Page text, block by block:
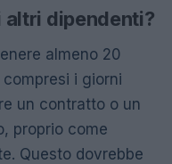
dipendenti?
almeno 20
i giorni
un contratto o un
proprio come
Questo dovrebbe